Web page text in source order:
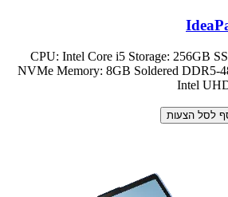
CPU: Intel Core i5 Storage: 256GB
NVMe Memory: 8GB Soldered DDR5-
Intel
לסל הצעות